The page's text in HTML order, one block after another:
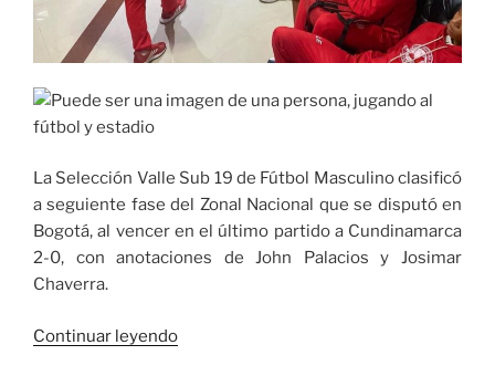
La Selección Valle Sub 19 de Fútbol Masculino clasificó
a seguiente fase del Zonal Nacional que se disputó en
Bogotá, al vencer en el último partido a Cundinamarca
2-0, con anotaciones de John Palacios y Josimar
Chaverra.
Continuar leyendo«Selección